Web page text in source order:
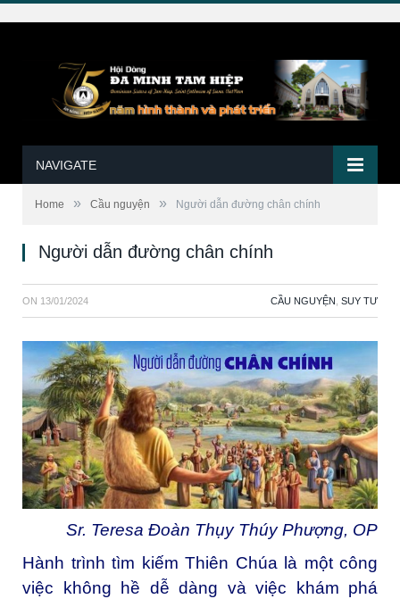
NAVIGATE
Home » Cầu nguyện » Người dẫn đường chân chính
Người dẫn đường chân chính
ON 13/01/2024 CẦU NGUYỆN SUY TƯ
Sr. Teresa Đoàn Thụy Thúy Phượng, OP
Hành trình tìm kiếm Thiên Chúa là một công
việc không hề dễ dàng và việc khám phá